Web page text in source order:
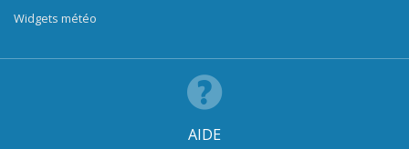
Widgets météo
AIDE